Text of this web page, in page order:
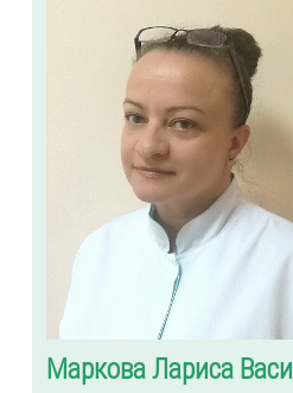
Маркова Лариса